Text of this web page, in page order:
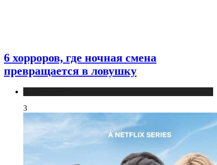
6 хорроров, где ночная смена
превращается в ловушку
3